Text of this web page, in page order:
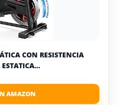
CON RESISTENCIA